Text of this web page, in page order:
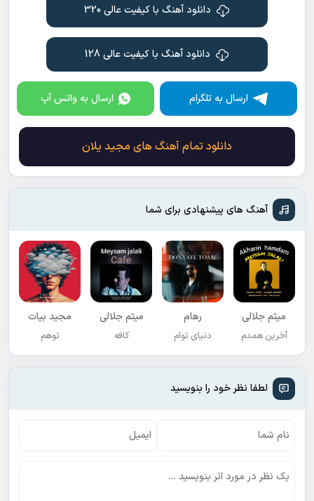
دانلود آهنگ با کیفیت عالی 320
دانلود آهنگ با کیفیت عالی 128
ارسال به تلگرام ارسال به واتس آپ
دانلود تمام آهنگ های مجید یلان
آهنگ های پیشنهادی برای شما
میثم جلالی
آخرین همدم
رهام
دنیای توام
میثم جلالی
کافه
مجید بیات
توهم
لطفا نظر خود را بنویسید